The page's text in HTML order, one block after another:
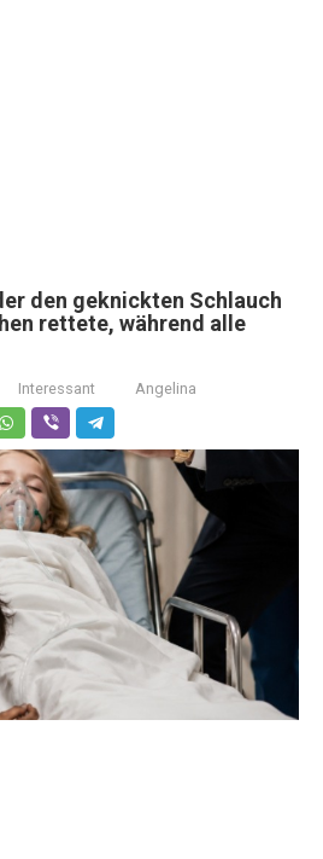
den geknickten Schlauch
rettete, während alle
Interessant Angelina